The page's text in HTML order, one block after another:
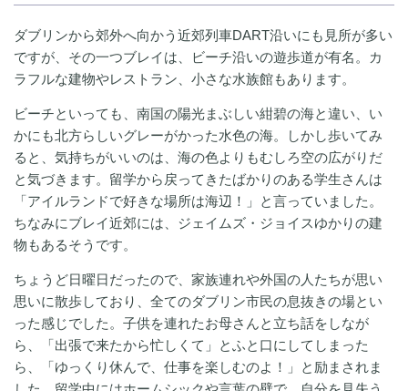
ダブリンから郊外へ向かう近郊列車DART沿いにも見所が多い
ですが、その一つブレイは、ビーチ沿いの遊歩道が有名。カ
ラフルな建物やレストラン、小さな水族館もあります。
ビーチといっても、南国の陽光まぶしい紺碧の海と違い、い
かにも北方らしいグレーがかった水色の海。しかし歩いてみ
ると、気持ちがいいのは、海の色よりもむしろ空の広がりだ
と気づきます。留学から戻ってきたばかりのある学生さんは
「アイルランドで好きな場所は海辺！」と言っていました。
ちなみにブレイ近郊には、ジェイムズ・ジョイスゆかりの建
物もあるそうです。
ちょうど日曜日だったので、家族連れや外国の人たちが思い
思いに散歩しており、全てのダブリン市民の息抜きの場とい
った感じでした。子供を連れたお母さんと立ち話をしなが
ら、「出張で来たから忙しくて」とふと口にしてしまった
ら、「ゆっくり休んで、仕事を楽しむのよ！」と励まされま